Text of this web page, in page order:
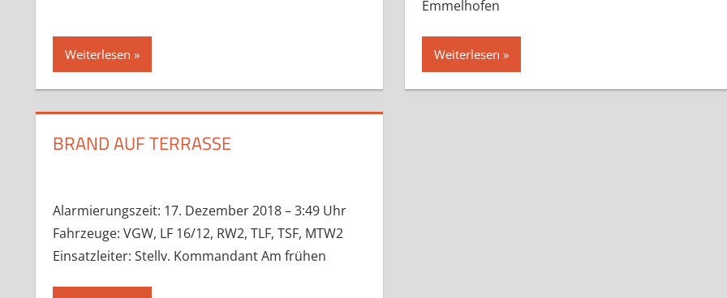
Weiterlesen
Emmelhofen
Weiterlesen
BRAND AUF TERRASSE
Alarmierungszeit: 17. Dezember 2018 – 3:49 Uhr
Fahrzeuge: VGW, LF 16/12, RW2, TLF, TSF, MTW2
Einsatzleiter: Stellv. Kommandant Am frühen